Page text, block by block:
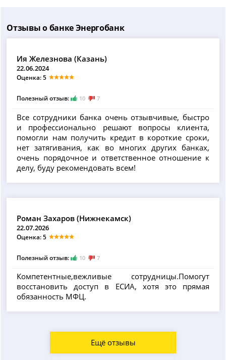
Отзывы о банке Энергобанк
Ия Железнова (Казань)
22.06.2024
Оценка: 5
Полезный отзыв: 10 7
Все сотрудники банка очень отзывчивые, быстро
и профессионально решают вопросы клиента,
помогли нам получить кредит в короткие сроки,
нет затягивания, как во многих других банках,
очень порядочное и ответственное отношение к
делу, буду рекомендовать всем!
Роман Захаров (Нижнекамск)
22.07.2026
Оценка: 5
Полезный отзыв: 10 7
Компетентные,вежливые сотрудницы.Помогут
восстановить доступ в ЕСИА, хотя это прямая
обязанность МФЦ.
Ещё отзывы